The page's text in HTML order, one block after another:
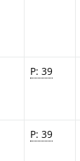
P: 39
P: 39